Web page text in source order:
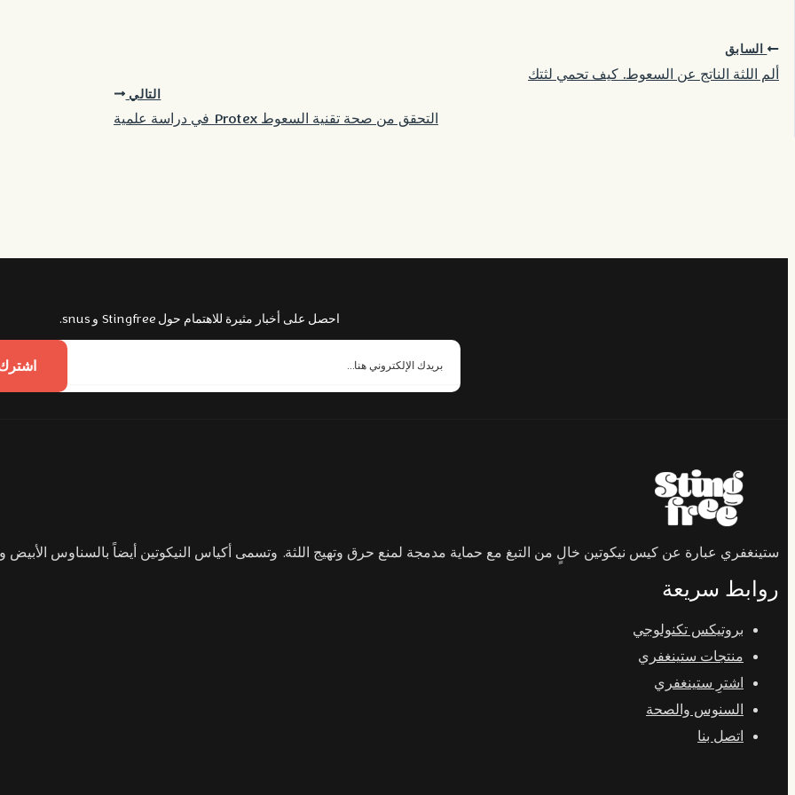
السابق
ألم اللثة الناتج عن السعوط. كيف تحمي لثتك
التالي
التحقق من صحة تقنية السعوط Protex في دراسة علمية
احصل على أخبار مثيرة للاهتمام حول Stingfree و snus.
ستينغفري عبارة عن كيس نيكوتين خالٍ من التبغ مع حماية مدمجة لمنع حرق وتهيج اللثة. وتسمى أكياس النيكوتين أيضاً بالسناوس الأبيض
روابط سريعة
بروتيكس تكنولوجي
منتجات ستينغفري
اشترِ ستينغفري
السنوس والصحة
اتصل بنا